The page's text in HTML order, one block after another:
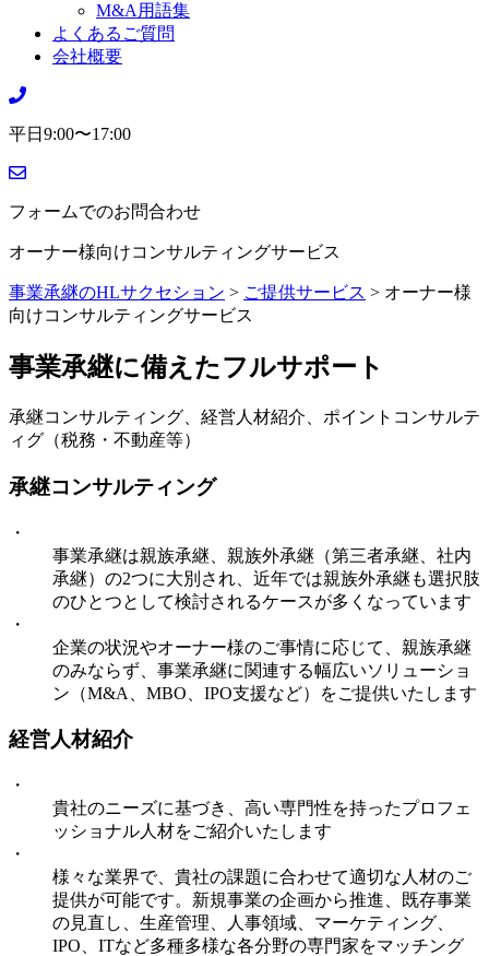
M&A用語集
よくあるご質問
会社概要
平日9:00〜17:00
フォームでのお問合わせ
オーナー様向けコンサルティングサービス
事業承継のHLサクセション > ご提供サービス > オーナー様
向けコンサルティングサービス
事業承継に備えたフルサポート
承継コンサルティング、経営人材紹介、ポイントコンサルテ
ィグ（税務・不動産等）
承継コンサルティング
・
事業承継は親族承継、親族外承継（第三者承継、社内
承継）の2つに大別され、近年では親族外承継も選択肢
のひとつとして検討されるケースが多くなっています
・
企業の状況やオーナー様のご事情に応じて、親族承継
のみならず、事業承継に関連する幅広いソリューショ
ン（M&A、MBO、IPO支援など）をご提供いたします
経営人材紹介
・
貴社のニーズに基づき、高い専門性を持ったプロフェ
ッショナル人材をご紹介いたします
・
様々な業界で、貴社の課題に合わせて適切な人材のご
提供が可能です。新規事業の企画から推進、既存事業
の見直し、生産管理、人事領域、マーケティング、
IPO、ITなど多種多様な各分野の専門家をマッチング